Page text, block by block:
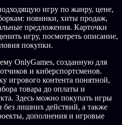
игру по жанру, цене,
новинки, хиты продаж,
предложения. Карточки
игру, посмотреть описание,
покупки.
OnlyGames, созданную для
и киберспортсменов.
игрового контента понятной,
товара до оплаты и
Здесь можно покупать игры
лишних действий, а также
дополнения и игровые